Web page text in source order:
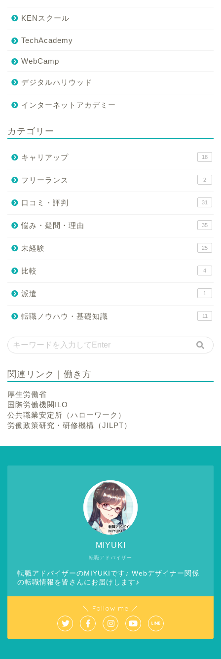
KENスクール
TechAcademy
WebCamp
デジタルハリウッド
インターネットアカデミー
カテゴリー
キャリアップ 18
フリーランス 2
口コミ・評判 31
悩み・疑問・理由 35
未経験 25
比較 4
派遣 1
転職ノウハウ・基礎知識 11
関連リンク｜働き方
厚生労働省
国際労働機関ILO
公共職業安定所（ハローワーク）
労働政策研究・研修機構（JILPT）
転職アドバイザー
MIYUKI
転職アドバイザーのMIYUKIです♪ Webデザイナー関係
の転職情報を皆さんにお届けします♪
＼ Follow me ／